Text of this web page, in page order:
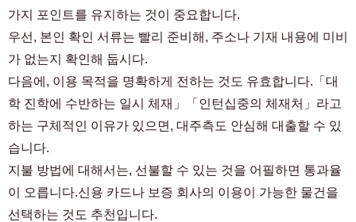
가지 포인트를 유지하는 것이 중요합니다.
우선, 본인 확인 서류는 빨리 준비해, 주소나 기재 내용에 미비
가 없는지 확인해 둡시다.
다음에, 이용 목적을 명확하게 전하는 것도 유효합니다.「대
학 진학에 수반하는 일시 체재」「인턴십중의 체재처」라고
하는 구체적인 이유가 있으면, 대주측도 안심해 대출할 수 있
습니다.
지불 방법에 대해서는, 선불할 수 있는 것을 어필하면 통과율
이 오릅니다.신용 카드나 보증 회사의 이용이 가능한 물건을
선택하는 것도 추천입니다.